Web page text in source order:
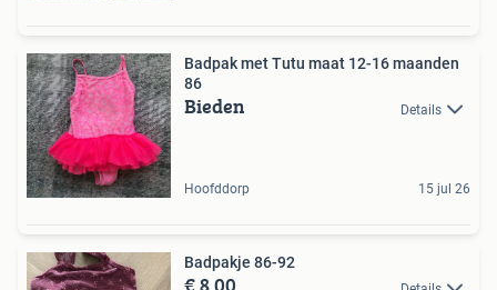
Badpak met Tutu maat 12-16 maanden
86
Bieden Details
Hoofddorp 15 jul 26
Badpakje 86-92